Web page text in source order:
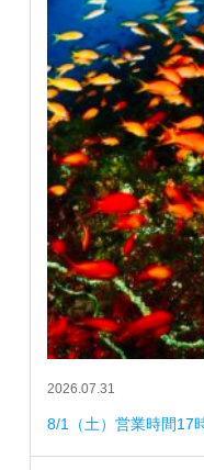
2026.07.31
8/1（土）営業時間17